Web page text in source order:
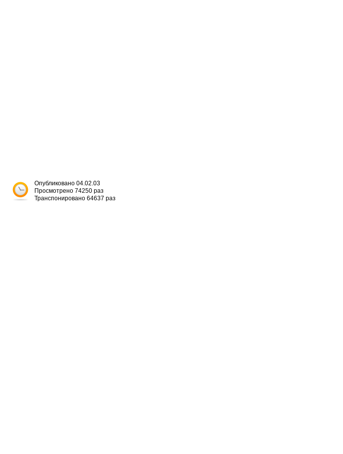
Опубликовано 04.02.03
Просмотрено 74250 раз
Транспонировано 64637 раз